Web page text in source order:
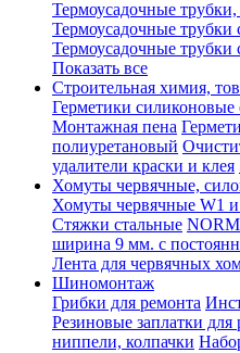
Термоусадочные трубки,
Термоусадочные трубки
Термоусадочные трубки
Показать все
Строительная химия,
Герметики
Монтажная пена
полиуретановый
удалители краски и клея
Хомуты червячные,
Хомуты червячные W1
Стяжки стальные
ширина 9 мм. с
Лента для червячных
Шиномонтаж
Грибки для ремонта
Резиновые заплатки для
ниппели, колпачки